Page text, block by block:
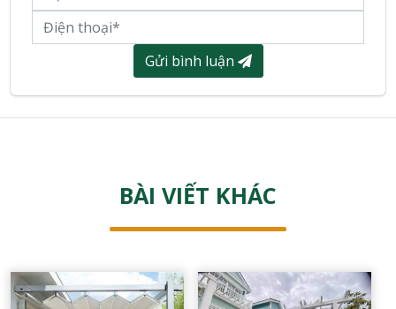
Gửi bình luận
BÀI VIẾT KHÁC